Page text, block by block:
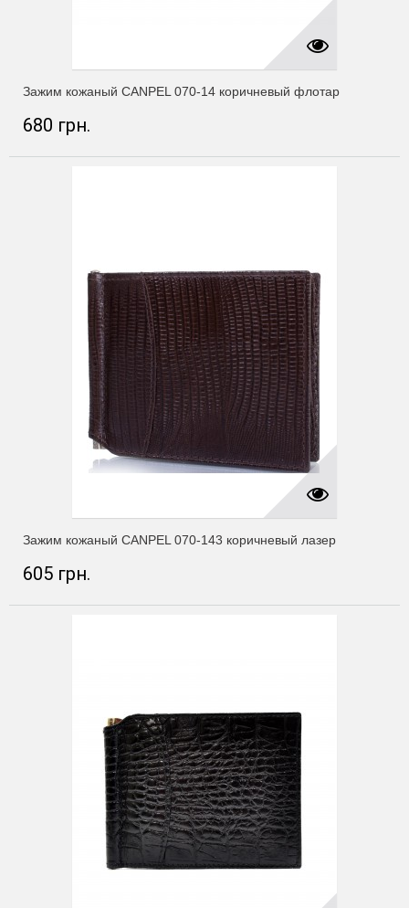
Зажим кожаный CANPEL 070-14 коричневый флотар
680 грн.
Зажим кожаный CANPEL 070-143 коричневый лазер
605 грн.